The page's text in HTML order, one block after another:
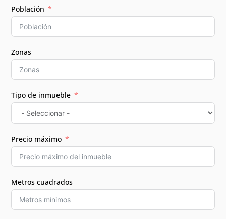
Población
Zonas
Tipo de inmueble
Precio máximo
Metros cuadrados